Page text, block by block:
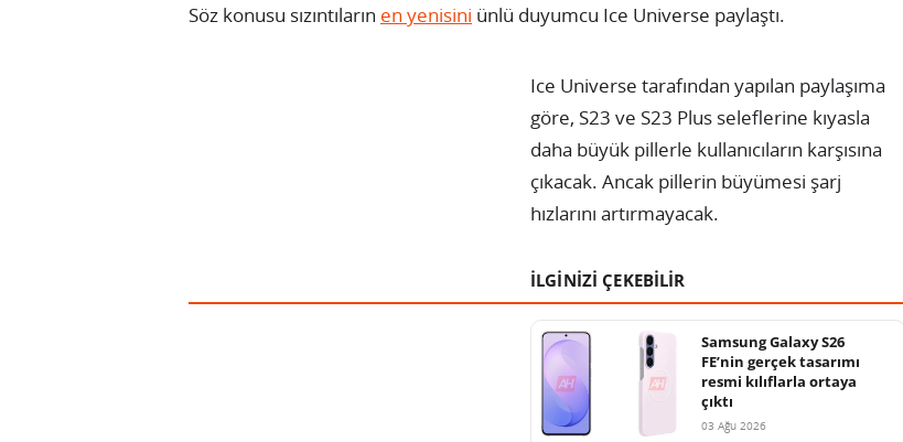
Söz konusu sızıntıların en yenisini ünlü duyumcu Ice Universe paylaştı.
Ice Universe tarafından yapılan paylaşıma
göre, S23 ve S23 Plus seleflerine kıyasla
daha büyük pillerle kullanıcıların karşısına
çıkacak. Ancak pillerin büyümesi şarj
hızlarını artırmayacak.
İLGİNİZİ ÇEKEBİLİR
Samsung Galaxy S26
FE’nin gerçek tasarımı
resmi kılıflarla ortaya
çıktı
03 Ağu 2026